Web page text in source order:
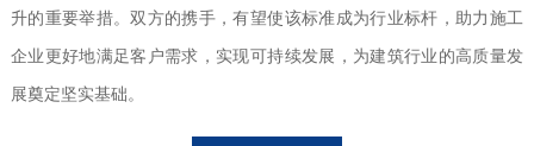
升的重要举措。双方的携手，有望使该标准成为行业标杆，助力施工
企业更好地满足客户需求，实现可持续发展，为建筑行业的高质量发
展奠定坚实基础。